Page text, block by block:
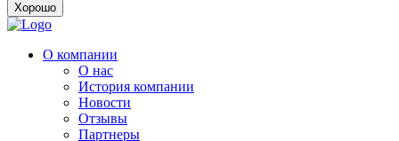
Хорошо
О компании
О нас
История компании
Новости
Отзывы
Партнеры